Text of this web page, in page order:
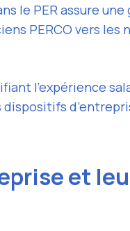
le PER assure une
PERCO vers les
l’expérience
et